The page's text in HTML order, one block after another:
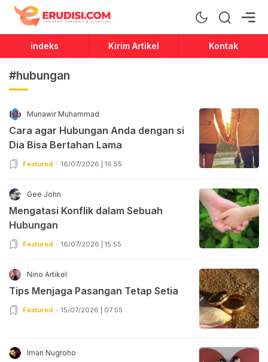
Erudisi
Temukan Jawaban dan Inspirasi
indeks Kirim Artikel Kontak
#hubungan
Munawir Muhammad
Cara agar Hubungan Anda dengan si
Dia Bisa Bertahan Lama
Featured 16/07/2026 | 16:55
Gee John
Mengatasi Konflik dalam Sebuah
Hubungan
Featured 16/07/2026 | 15:55
Nino Artikel
Tips Menjaga Pasangan Tetap Setia
Featured 15/07/2026 | 07:55
Iman Nugroho